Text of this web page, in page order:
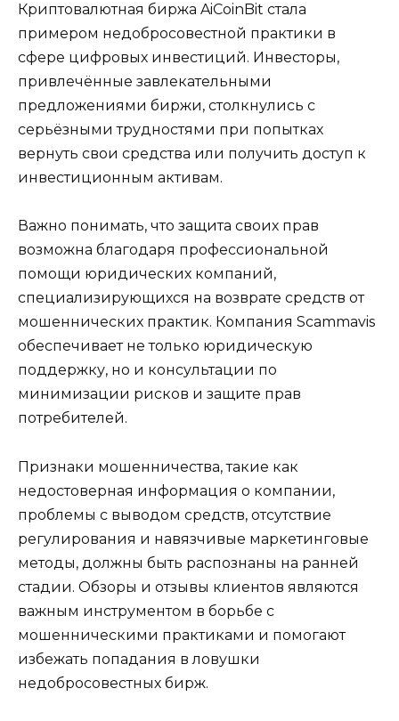
Криптовалютная биржа AiCoinBit стала
примером недобросовестной практики в
сфере цифровых инвестиций. Инвесторы,
привлечённые завлекательными
предложениями биржи, столкнулись с
серьёзными трудностями при попытках
вернуть свои средства или получить доступ к
инвестиционным активам.
Важно понимать, что защита своих прав
возможна благодаря профессиональной
помощи юридических компаний,
специализирующихся на возврате средств от
мошеннических практик. Компания Scammavis
обеспечивает не только юридическую
поддержку, но и консультации по
минимизации риcков и защите прав
потребителей.
Признаки мошенничества, такие как
недостоверная информация о компании,
проблемы с выводом средств, отсутствие
регулирования и навязчивые маркетинговые
методы, должны быть распознаны на ранней
стадии. Обзоры и отзывы клиентов являются
важным инструментом в борьбе с
мошенническими практиками и помогают
избежать попадания в ловушки
недобросовестных бирж.